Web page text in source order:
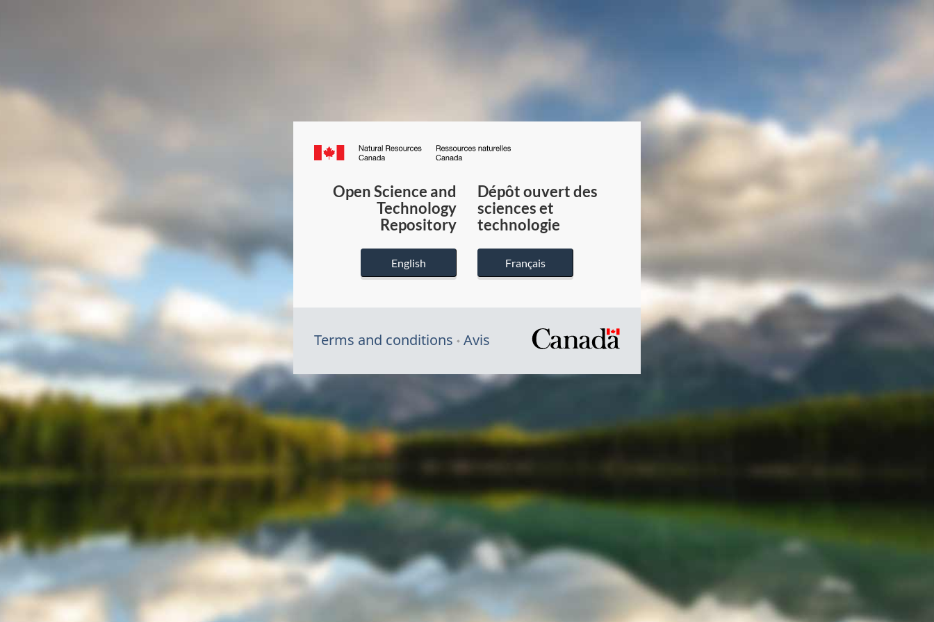
Canada.ca
du
Canada
Open Science and
Technology
Repository
English
Dépôt ouvert des
sciences et
technologie
Français
Terms and conditions Avis
/
gouvernement
du